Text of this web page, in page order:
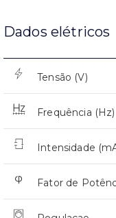
Dados elétricos
Tensão (V)
Frequência (Hz)
Intensidade
Fator de